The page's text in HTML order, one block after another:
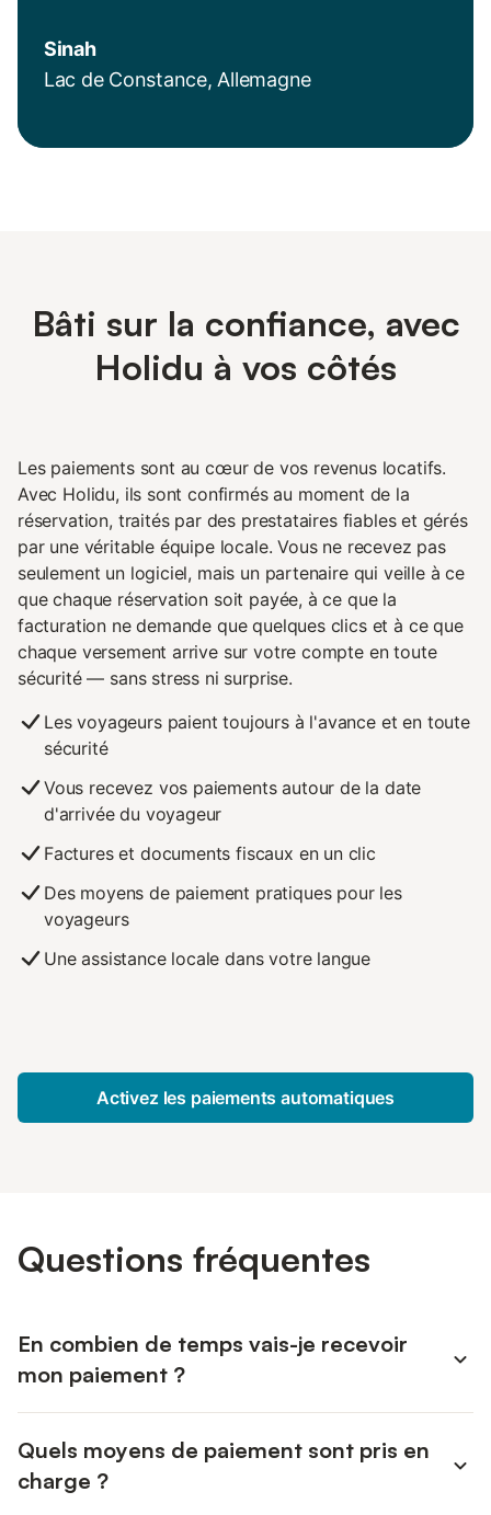
Sinah
Lac de Constance, Allemagne
Bâti sur la confiance, avec
Holidu à vos côtés
Les paiements sont au cœur de vos revenus locatifs.
Avec Holidu, ils sont confirmés au moment de la
réservation, traités par des prestataires fiables et gérés
par une véritable équipe locale. Vous ne recevez pas
seulement un logiciel, mais un partenaire qui veille à ce
que chaque réservation soit payée, à ce que la
facturation ne demande que quelques clics et à ce que
chaque versement arrive sur votre compte en toute
sécurité — sans stress ni surprise.
Les voyageurs paient toujours à l'avance et en toute
sécurité
Vous recevez vos paiements autour de la date
d'arrivée du voyageur
Factures et documents fiscaux en un clic
Des moyens de paiement pratiques pour les
voyageurs
Une assistance locale dans votre langue
Activez les paiements automatiques
Questions fréquentes
En combien de temps vais-je recevoir
mon paiement ?
paiement instantané, généralement le jour même de
l'arrivée du voyageur, l'argent arrive donc en général en
Quels moyens de paiement sont pris en
charge ?